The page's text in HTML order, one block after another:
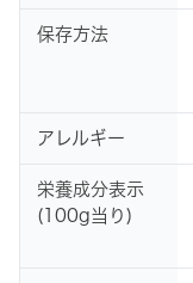
保存方法
アレルギー
栄養成分表示
(100g当り)